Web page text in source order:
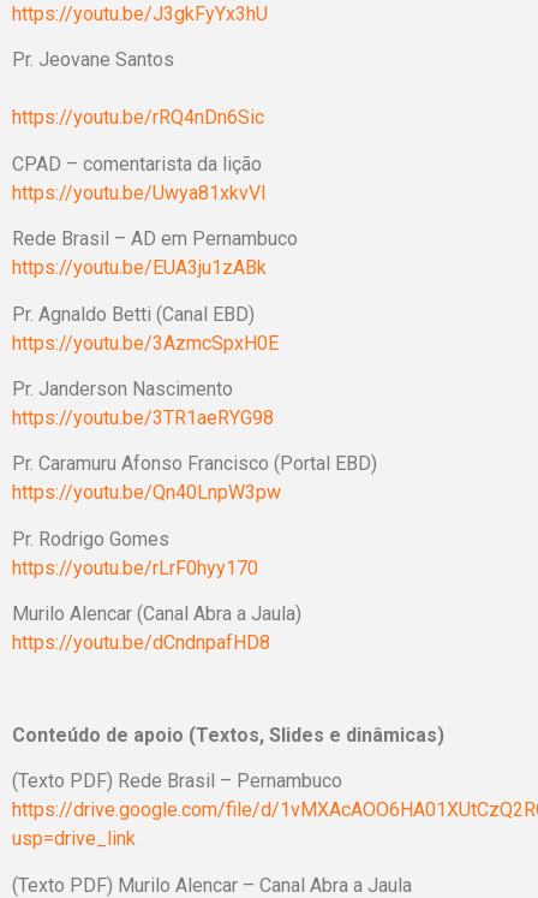
https://youtu.be/J3gkFyYx3hU
Pr. Jeovane Santos
https://youtu.be/rRQ4nDn6Sic
CPAD – comentarista da lição
https://youtu.be/Uwya81xkvVI
Rede Brasil – AD em Pernambuco
https://youtu.be/EUA3ju1zABk
Pr. Agnaldo Betti (Canal EBD)
https://youtu.be/3AzmcSpxH0E
Pr. Janderson Nascimento
https://youtu.be/3TR1aeRYG98
Pr. Caramuru Afonso Francisco (Portal EBD)
https://youtu.be/Qn40LnpW3pw
Pr. Rodrigo Gomes
https://youtu.be/rLrF0hyy170
Murilo Alencar (Canal Abra a Jaula)
https://youtu.be/dCndnpafHD8
Conteúdo de apoio (Textos, Slides e dinâmicas)
(Texto PDF) Rede Brasil – Pernambuco
https://drive.google.com/file/d/
usp=drive_link
(Texto PDF) Murilo Alencar – Canal Abra a Jaula